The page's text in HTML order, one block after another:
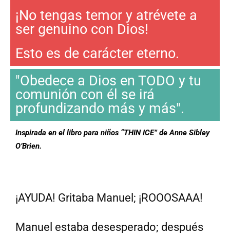
¡No tengas temor y atrévete a
ser genuino con Dios!
Esto es de carácter eterno.
"Obedece a Dios en TODO y tu
comunión con él se irá
profundizando más y más".
Inspirada en el libro para niños “THIN ICE” de Anne Sibley
O’Brien.
¡AYUDA! Gritaba Manuel; ¡ROOOSAAA!
Manuel estaba desesperado; después